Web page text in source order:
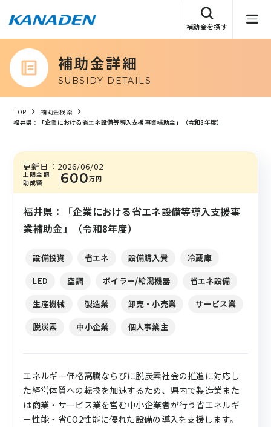
補助金を探す
補助金詳細
SUBSIDY DETAILS
TOP
補助金検索
福井県：「企業における省エネ設備等導入支援事業補助金」（令和8年度）
上限金額
助成額
600万円
更新日： 2026/06/02
福井県：「企業における省エネ設備等導入支援事
業補助金」（令和8年度）
設備投資 省エネ 設備購入費
冷蔵庫
LED
空調 ボイラー/給湯機器
省エネ設備
生産機械
製造業 卸売・小売業
サービス業
脱炭素
中小企業 個人事業主
エネルギー価格高騰ならびに脱炭素社会の推進に対応し
た経営体質への転換を加速するため、県内で製造業また
は商業・サービス業を営む中小企業者が行う省エネルギ
ー性能・省CO2性能に優れた設備の導入を支援します。